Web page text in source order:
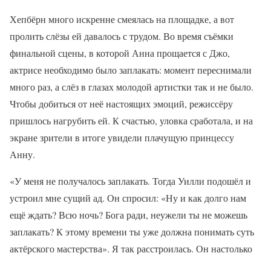
Хепбёрн много искренне смеялась на площадке, а вот
пролить слёзы ей давалось с трудом. Во время съёмки
финальной сцены, в которой Анна прощается с Джо,
актрисе необходимо было заплакать: момент переснимали
много раз, а слёз в глазах молодой артистки так и не было.
Чтобы добиться от неё настоящих эмоций, режиссёру
пришлось нагрубить ей. К счастью, уловка сработала, и на
экране зрители в итоге увидели плачущую принцессу
Анну.
«У меня не получалось заплакать. Тогда Уилли подошёл и
устроил мне сущий ад. Он спросил: «Ну и как долго нам
ещё ждать? Всю ночь? Бога ради, неужели ты не можешь
заплакать? К этому времени ты уже должна понимать суть
актёрского мастерства». Я так расстроилась. Он настолько